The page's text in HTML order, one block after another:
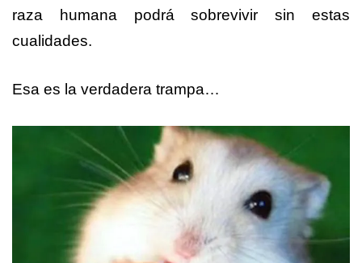
raza humana podrá sobrevivir sin estas
cualidades.
Esa es la verdadera trampa…